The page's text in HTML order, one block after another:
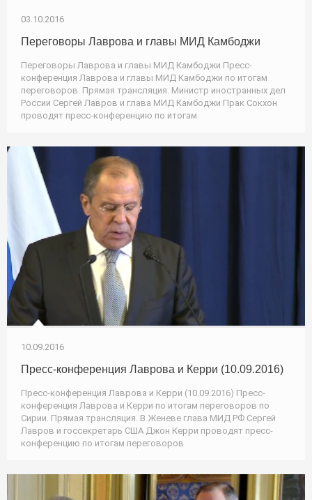
03.10.2016
Переговоры Лаврова и главы МИД Камбоджи
Переговоры Лаврова и главы МИД Камбоджи Пресс-
конференция Лаврова и главы МИД Камбоджи по итогам
переговоров. Прямая трансляция. Министр иностранных дел
России Сергей Лавров и глава МИД Камбоджи Прак Сокхон
проводят пресс-конференцию по итогам
10.09.2016
Пресс-конференция Лаврова и Керри (10.09.2016)
Пресс-конференция Лаврова и Керри (10.09.2016) Пресс-
конференция Лаврова и Керри по итогам переговоров по
Сирии. Прямая трансляция. В Женеве глава МИД РФ Сергей
Лавров и госсекретарь США Джон Керри проводят пресс-
конференцию по итогам переговоров